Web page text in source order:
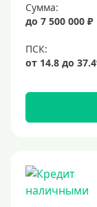
Сумма:
до 7 500 000 ₽